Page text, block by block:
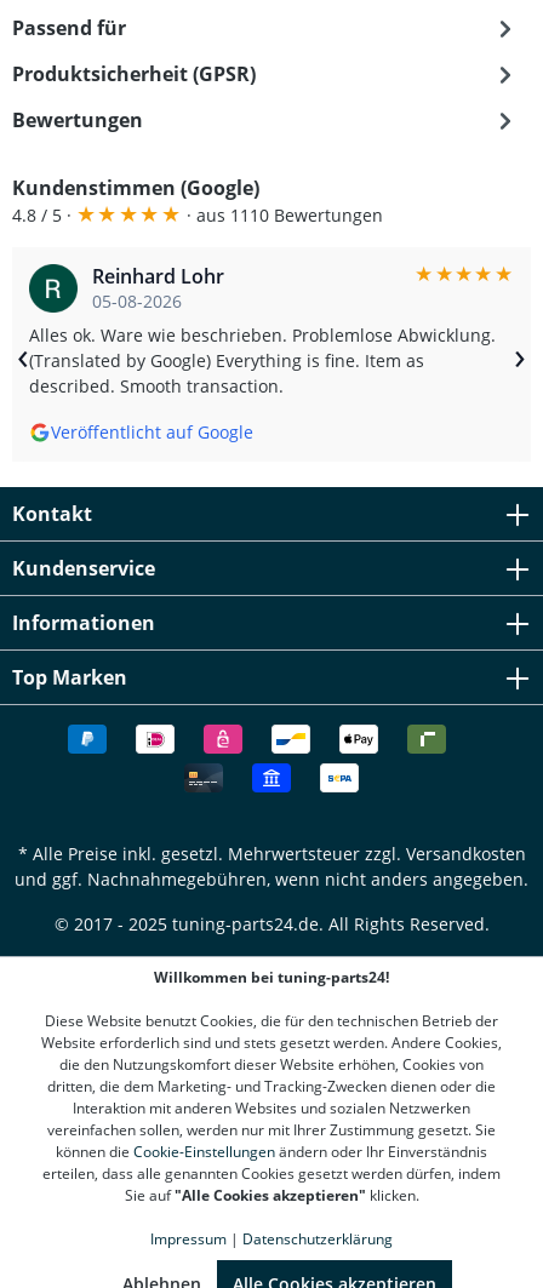
Passend für
Produktsicherheit (GPSR)
Bewertungen
Kundenstimmen (Google)
4.8 / 5 · ★★★★★ · aus 1110 Bewertungen
Reinhard Lohr
05-08-2026
★★★★★
Alles ok. Ware wie beschrieben. Problemlose Abwicklung.
(Translated by Google) Everything is fine. Item as
described. Smooth transaction.
Veröffentlicht auf Google
‹ ›
Kontakt
Kundenservice
Informationen
Top Marken
* Alle Preise inkl. gesetzl. Mehrwertsteuer zzgl. Versandkosten
und ggf. Nachnahmegebühren, wenn nicht anders angegeben.
© 2017 - 2025 tuning-parts24.de. All Rights Reserved.
Willkommen bei tuning-parts24!
Diese Website benutzt Cookies, die für den technischen Betrieb der
Website erforderlich sind und stets gesetzt werden. Andere Cookies,
die den Nutzungskomfort dieser Website erhöhen, Cookies von
dritten, die dem Marketing- und Tracking-Zwecken dienen oder die
Interaktion mit anderen Websites und sozialen Netzwerken
vereinfachen sollen, werden nur mit Ihrer Zustimmung gesetzt. Sie
können die Cookie-Einstellungenändern oder Ihr Einverständnis
erteilen, dass alle genannten Cookies gesetzt werden dürfen, indem
Sie auf"Alle Cookies akzeptieren" klicken.
Impressum | Datenschutzerklärung
(4.78 / 5)
1310
Bewertungen bei: google.de, shopvote.de ⓘ